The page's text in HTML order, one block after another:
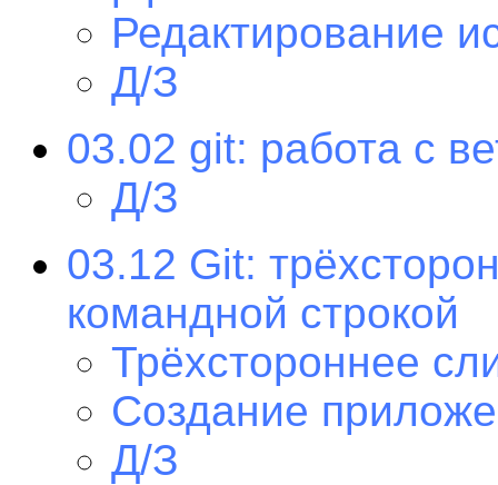
Редактирование
Д/З
03.02 git: работа с
Д/З
03.12 Git:
командной строкой
Трёхстороннее
Создание
Д/З